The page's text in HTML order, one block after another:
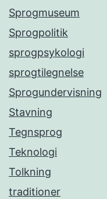
Sprogmuseum
Sprogpolitik
sprogpsykologi
sprogtilegnelse
Sprogundervisning
Stavning
Tegnsprog
Teknologi
Tolkning
traditioner